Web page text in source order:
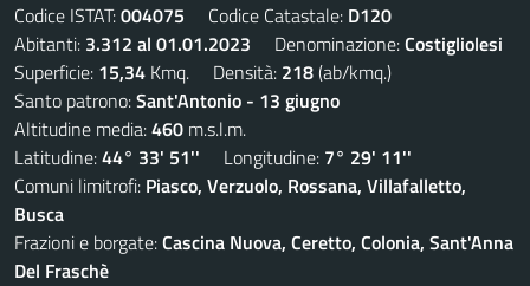
Codice ISTAT:004075 Codice Catastale: D120
Abitanti: 3.312 al 01.01.2023 Denominazione:Costigliolesi
Superficie: 15,34 Kmq. Densità: 218(ab/kmq.)
Santo patrono:Sant'Antonio - 13 giugno
Altitudine media:460 m.s.l.m.
Latitudine:44° 33' 51'' Longitudine: 7° 29' 11''
Comuni limitrofi: Piasco, Verzuolo, Rossana, Villafalletto,
Busca
Frazioni e borgate:Cascina Nuova, Ceretto, Colonia, Sant'Anna
Del Fraschè